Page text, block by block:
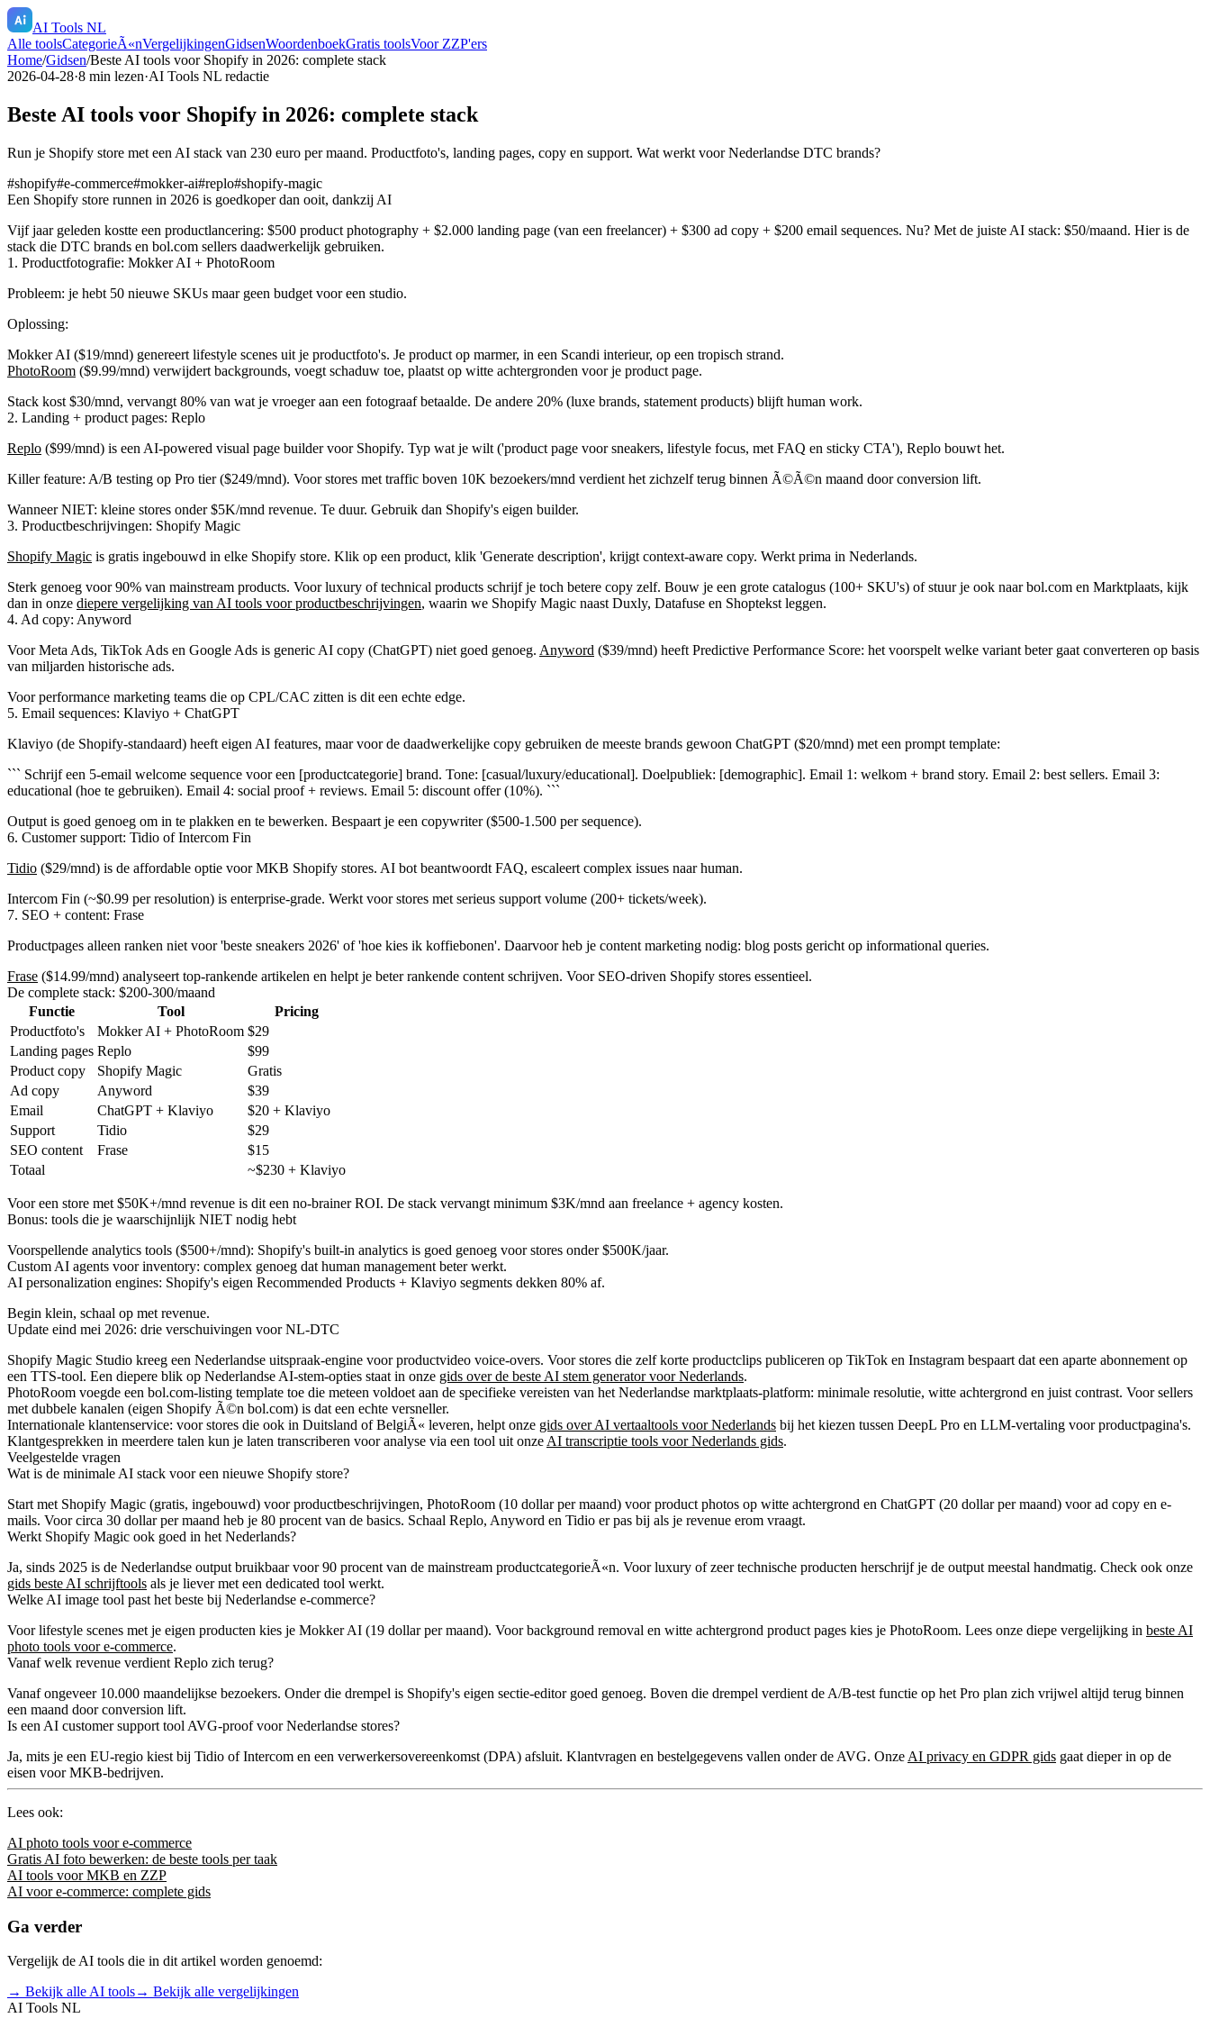
AI Tools NL
Alle toolsCategorieÃ«nVergelijkingenGidsenWoordenboekGratis toolsVoor ZZP'ers
Home/Gidsen/Beste AI tools voor Shopify in 2026: complete stack
2026-04-28·8 min lezen·AI Tools NL redactie
Beste AI tools voor Shopify in 2026: complete stack
Run je Shopify store met een AI stack van 230 euro per maand. Productfoto's, landing pages, copy en support. Wat werkt voor Nederlandse DTC brands?
#shopify#e-commerce#mokker-ai#replo#shopify-magic
Een Shopify store runnen in 2026 is goedkoper dan ooit, dankzij AI
Vijf jaar geleden kostte een productlancering: $500 product photography + $2.000 landing page (van een freelancer) + $300 ad copy + $200 email sequences. Nu? Met de juiste AI stack: $50/maand. Hier is de
stack die DTC brands en bol.com sellers daadwerkelijk gebruiken.
1. Productfotografie: Mokker AI + PhotoRoom
Probleem: je hebt 50 nieuwe SKUs maar geen budget voor een studio.
Oplossing:
Mokker AI ($19/mnd) genereert lifestyle scenes uit je productfoto's. Je product op marmer, in een Scandi interieur, op een tropisch strand.
PhotoRoom ($9.99/mnd) verwijdert backgrounds, voegt schaduw toe, plaatst op witte achtergronden voor je product page.
Stack kost $30/mnd, vervangt 80% van wat je vroeger aan een fotograaf betaalde. De andere 20% (luxe brands, statement products) blijft human work.
2. Landing + product pages: Replo
Replo ($99/mnd) is een AI-powered visual page builder voor Shopify. Typ wat je wilt ('product page voor sneakers, lifestyle focus, met FAQ en sticky CTA'), Replo bouwt het.
Killer feature: A/B testing op Pro tier ($249/mnd). Voor stores met traffic boven 10K bezoekers/mnd verdient het zichzelf terug binnen Ã©Ã©n maand door conversion lift.
Wanneer NIET: kleine stores onder $5K/mnd revenue. Te duur. Gebruik dan Shopify's eigen builder.
3. Productbeschrijvingen: Shopify Magic
Shopify Magic is gratis ingebouwd in elke Shopify store. Klik op een product, klik 'Generate description', krijgt context-aware copy. Werkt prima in Nederlands.
Sterk genoeg voor 90% van mainstream products. Voor luxury of technical products schrijf je toch betere copy zelf. Bouw je een grote catalogus (100+ SKU's) of stuur je ook naar bol.com en Marktplaats, kijk
dan in onze diepere vergelijking van AI tools voor productbeschrijvingen, waarin we Shopify Magic naast Duxly, Datafuse en Shoptekst leggen.
4. Ad copy: Anyword
Voor Meta Ads, TikTok Ads en Google Ads is generic AI copy (ChatGPT) niet goed genoeg. Anyword ($39/mnd) heeft Predictive Performance Score: het voorspelt welke variant beter gaat converteren op basis
van miljarden historische ads.
Voor performance marketing teams die op CPL/CAC zitten is dit een echte edge.
5. Email sequences: Klaviyo + ChatGPT
Klaviyo (de Shopify-standaard) heeft eigen AI features, maar voor de daadwerkelijke copy gebruiken de meeste brands gewoon ChatGPT ($20/mnd) met een prompt template:
``` Schrijf een 5-email welcome sequence voor een [productcategorie] brand. Tone: [casual/luxury/educational]. Doelpubliek: [demographic]. Email 1: welkom + brand story. Email 2: best sellers. Email 3:
educational (hoe te gebruiken). Email 4: social proof + reviews. Email 5: discount offer (10%). ```
Output is goed genoeg om in te plakken en te bewerken. Bespaart je een copywriter ($500-1.500 per sequence).
6. Customer support: Tidio of Intercom Fin
Tidio ($29/mnd) is de affordable optie voor MKB Shopify stores. AI bot beantwoordt FAQ, escaleert complex issues naar human.
Intercom Fin (~$0.99 per resolution) is enterprise-grade. Werkt voor stores met serieus support volume (200+ tickets/week).
7. SEO + content: Frase
Productpages alleen ranken niet voor 'beste sneakers 2026' of 'hoe kies ik koffiebonen'. Daarvoor heb je content marketing nodig: blog posts gericht op informational queries.
Frase ($14.99/mnd) analyseert top-rankende artikelen en helpt je beter rankende content schrijven. Voor SEO-driven Shopify stores essentieel.
De complete stack: $200-300/maand
Functie
Tool
Pricing
Productfoto's
Mokker AI + PhotoRoom $29
Landing pages Replo
$99
Product copy
Shopify Magic
Gratis
Ad copy
Anyword
$39
Email
ChatGPT + Klaviyo
$20 + Klaviyo
Support
Tidio
$29
SEO content
Frase
$15
Totaal
~$230 + Klaviyo
Voor een store met $50K+/mnd revenue is dit een no-brainer ROI. De stack vervangt minimum $3K/mnd aan freelance + agency kosten.
Bonus: tools die je waarschijnlijk NIET nodig hebt
Voorspellende analytics tools ($500+/mnd): Shopify's built-in analytics is goed genoeg voor stores onder $500K/jaar.
Custom AI agents voor inventory: complex genoeg dat human management beter werkt.
AI personalization engines: Shopify's eigen Recommended Products + Klaviyo segments dekken 80% af.
Begin klein, schaal op met revenue.
Update eind mei 2026: drie verschuivingen voor NL-DTC
Shopify Magic Studio kreeg een Nederlandse uitspraak-engine voor productvideo voice-overs. Voor stores die zelf korte productclips publiceren op TikTok en Instagram bespaart dat een aparte abonnement op
een TTS-tool. Een diepere blik op Nederlandse AI-stem-opties staat in onze gids over de beste AI stem generator voor Nederlands.
PhotoRoom voegde een bol.com-listing template toe die meteen voldoet aan de specifieke vereisten van het Nederlandse marktplaats-platform: minimale resolutie, witte achtergrond en juist contrast. Voor sellers
met dubbele kanalen (eigen Shopify Ã©n bol.com) is dat een echte versneller.
Internationale klantenservice: voor stores die ook in Duitsland of BelgiÃ« leveren, helpt onze gids over AI vertaaltools voor Nederlands bij het kiezen tussen DeepL Pro en LLM-vertaling voor productpagina's.
Klantgesprekken in meerdere talen kun je laten transcriberen voor analyse via een tool uit onze AI transcriptie tools voor Nederlands gids.
Veelgestelde vragen
Wat is de minimale AI stack voor een nieuwe Shopify store?
Start met Shopify Magic (gratis, ingebouwd) voor productbeschrijvingen, PhotoRoom (10 dollar per maand) voor product photos op witte achtergrond en ChatGPT (20 dollar per maand) voor ad copy en e-
mails. Voor circa 30 dollar per maand heb je 80 procent van de basics. Schaal Replo, Anyword en Tidio er pas bij als je revenue erom vraagt.
Werkt Shopify Magic ook goed in het Nederlands?
Ja, sinds 2025 is de Nederlandse output bruikbaar voor 90 procent van de mainstream productcategorieÃ«n. Voor luxury of zeer technische producten herschrijf je de output meestal handmatig. Check ook onze
gids beste AI schrijftools als je liever met een dedicated tool werkt.
Welke AI image tool past het beste bij Nederlandse e-commerce?
Voor lifestyle scenes met je eigen producten kies je Mokker AI (19 dollar per maand). Voor background removal en witte achtergrond product pages kies je PhotoRoom. Lees onze diepe vergelijking in beste AI
photo tools voor e-commerce.
Vanaf welk revenue verdient Replo zich terug?
Vanaf ongeveer 10.000 maandelijkse bezoekers. Onder die drempel is Shopify's eigen sectie-editor goed genoeg. Boven die drempel verdient de A/B-test functie op het Pro plan zich vrijwel altijd terug binnen
een maand door conversion lift.
Is een AI customer support tool AVG-proof voor Nederlandse stores?
Ja, mits je een EU-regio kiest bij Tidio of Intercom en een verwerkersovereenkomst (DPA) afsluit. Klantvragen en bestelgegevens vallen onder de AVG. Onze AI privacy en GDPR gids gaat dieper in op de
eisen voor MKB-bedrijven.
Lees ook:
AI photo tools voor e-commerce
Gratis AI foto bewerken: de beste tools per taak
AI tools voor MKB en ZZP
AI voor e-commerce: complete gids
Ga verder
Vergelijk de AI tools die in dit artikel worden genoemd:
→ Bekijk alle AI tools→ Bekijk alle vergelijkingen
AI Tools NL